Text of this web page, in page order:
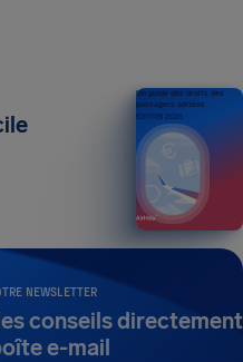
NEWSLETTER
conseils directement
e-mail
Un guide des droits des
passagers aériens
ÉDITION 2026